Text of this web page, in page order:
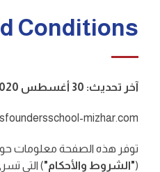
Conditions
آخر تحديث: 30 أغسطس 2020
mizhar.com
توفر هذه الصفحة معلومات
("الشروط والأحكام") التي